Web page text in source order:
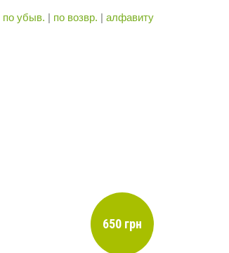
по убыв. | по возвр. | алфавиту
650 грн